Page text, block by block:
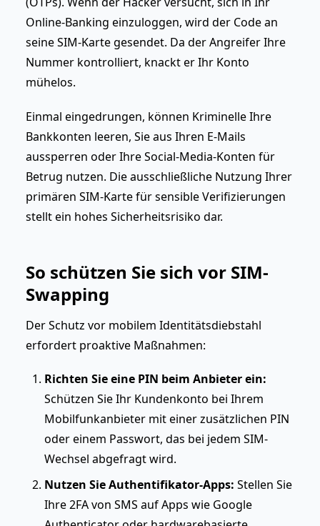
Online-Banking einzuloggen, wird der Code an
seine SIM-Karte gesendet. Da der Angreifer Ihre
Nummer kontrolliert, knackt er Ihr Konto
mühelos.
Einmal eingedrungen, können Kriminelle Ihre
Bankkonten leeren, Sie aus Ihren E-Mails
aussperren oder Ihre Social-Media-Konten für
Betrug nutzen. Die ausschließliche Nutzung Ihrer
primären SIM-Karte für sensible Verifizierungen
stellt ein hohes Sicherheitsrisiko dar.
So schützen Sie sich vor SIM-
Swapping
Der Schutz vor mobilem Identitätsdiebstahl
erfordert proaktive Maßnahmen:
Richten Sie eine PIN beim Anbieter ein:
Schützen Sie Ihr Kundenkonto bei Ihrem
Mobilfunkanbieter mit einer zusätzlichen PIN
oder einem Passwort, das bei jedem SIM-
Wechsel abgefragt wird.
Nutzen Sie Authentifikator-Apps: Stellen Sie
Ihre 2FA von SMS auf Apps wie Google